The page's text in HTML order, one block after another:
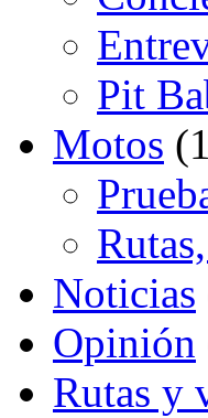
Pit
Motos
Noticias
Opinión
Rutas y